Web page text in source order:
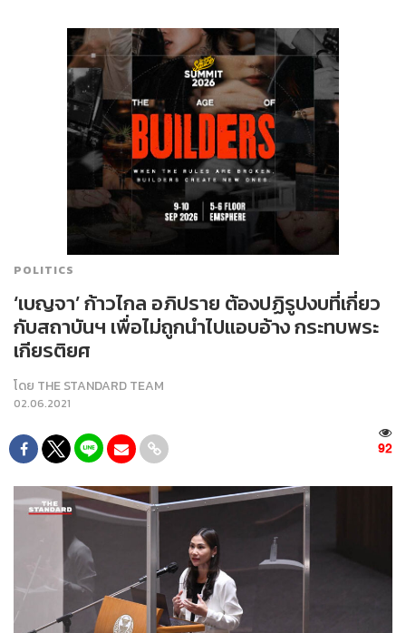
POLITICS
‘เบญจา’ ก้าวไกล อภิปราย ต้องปฏิรูปงบที่เกี่ยว
กับสถาบันฯ เพื่อไม่ถูกนำไปแอบอ้าง กระทบพระ
เกียรติยศ
โดย THE STANDARD TEAM
02.06.2021
92